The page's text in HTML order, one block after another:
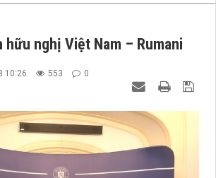
nghị Việt Nam – Rumani
10:26 553 0